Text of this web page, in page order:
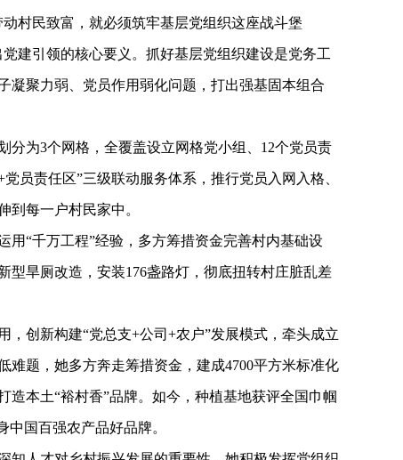
村民致富，就必须筑牢基层党组织这座战斗堡
建引领的核心要义。抓好基层党组织建设是党务工
凝聚力弱、党员作用弱化问题，打出强基固本组合
分为3个网格，全覆盖设立网格党小组、12个党员责
员责任区”三级联动服务体系，推行党员入网入格、
到每一户村民家中。
用“千万工程”经验，多方筹措资金完善村内基础设
型旱厕改造，安装176盏路灯，彻底扭转村庄脏乱差
，创新构建“党总支+公司+农户”发展模式，牵头成立
难题，她多方奔走筹措资金，建成4700平方米标准化
造本土“裕村香”品牌。如今，种植基地获评全国巾帼
中国百强农产品好品牌。